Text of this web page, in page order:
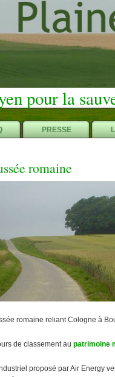
pour la
PRESSE
romaine
romaine reliant Cologne à
de classement au patrimoine
proposé par Air Energy